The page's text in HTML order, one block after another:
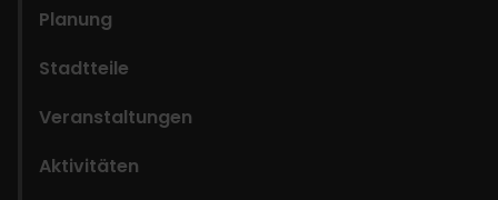
Planung
Stadtteile
Veranstaltungen
Aktivitäten